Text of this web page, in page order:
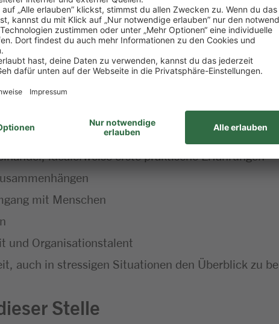
Erstellung von Verkaufsstatistiken,
Marktes
Kaufmann im Einzelhandel (m/w/d)
idealerweise erste praktische Erfahrungen
mit Menschen
und Organisationstalent
auch in stressigen Situationen den Überblick zu
Stelle